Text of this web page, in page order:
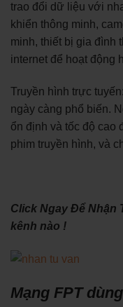
trao đổi dữ liệu với
khiển thông minh,
minh, thiết bị gia đình
internet để hoạt động
Truyền hình trực
ngày càng phổ biến.
ổn định và tốc độ cao
phim truyền hình, và
Click Ngay Để Nhận
kênh nào !
Mạng FPT